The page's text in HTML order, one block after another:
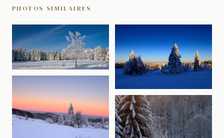
PHOTOS SIMILAIRES